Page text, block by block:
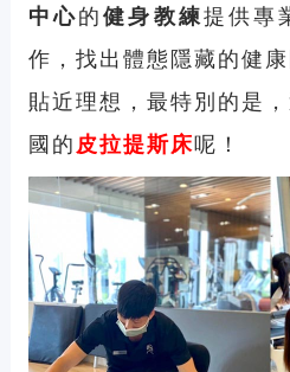
中心的健身教練提供專
作 ，找出體態隱藏的健
貼近理想，最特別的是
國的皮拉提斯床呢！